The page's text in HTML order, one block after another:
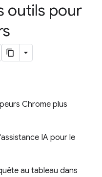
outils pour
Chrome plus
IA pour le
au tableau dans